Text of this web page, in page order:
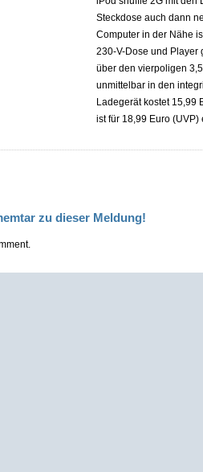
Steckdose auch dann
Computer in der Nähe
230-V-Dose und Player
über den vierpoligen
unmittelbar in den
Ladegerät kostet 15,99
ist für 18,99 Euro (UVP)
zu dieser Meldung!